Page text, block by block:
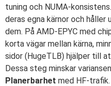
tuning och NUMA-
deras egna kärnor och
dem. På AMD-EPYC med
korta vägar mellan kärna,
sidor (HugeTLB) hjälper till
Dessa steg minskar
Planerbarhet med HF-trafik.